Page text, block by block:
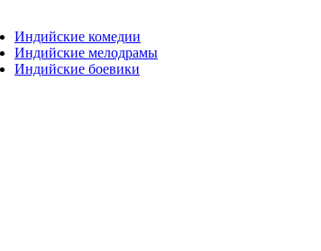
Индийские комедии
Индийские мелодрамы
Индийские боевики